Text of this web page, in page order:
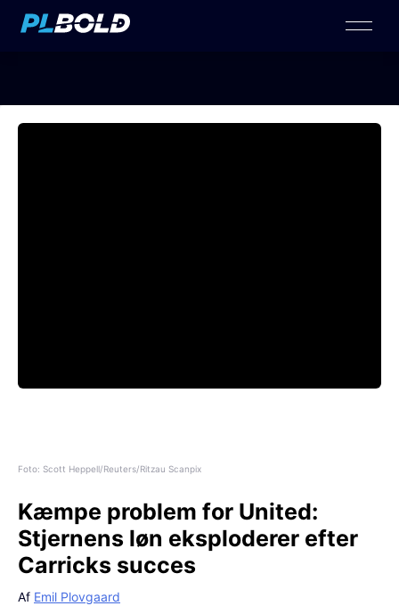
Foto: Scott Heppell/Reuters/Ritzau Scanpix
Kæmpe problem for United:
Stjernens løn eksploderer efter
Carricks succes
Af Emil Plovgaard